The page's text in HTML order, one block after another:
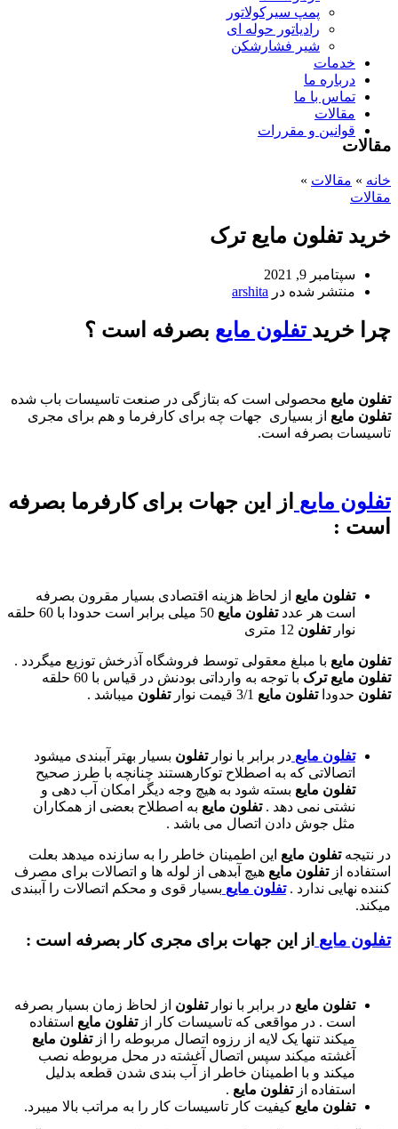
پمپ سیرکولاتور
رادیاتور حوله ای
شیر فشارشکن
خدمات
درباره ما
تماس با ما
مقالات
قوانین و مقررات
مقالات
خانه » مقالات »
مقالات
خرید تفلون مایع ترک
سپتامبر 9, 2021
منتشر شده در arshita
چرا خرید تفلون مایع بصرفه است ؟
تفلون مایع محصولی است که بتازگی در صنعت تاسیسات باب شده
تفلون مایع از بسیاری جهات چه برای کارفرما و هم برای مجری
تاسیسات بصرفه است.
تفلون مایع از این جهات برای کارفرما بصرفه
است :
تفلون مایع از لحاظ هزینه اقتصادی بسیار مقرون بصرفه
است هر عددتفلون مایع
50 میلی برابر است حدودا با 60 حلقه
نوارتفلون
تفلون مایع با مبلغ معقولی توسط فروشگاه آذرخش توزیع میگردد .
تفلون مایع ترک با توجه به وارداتی بودنش در قیاس با 60 حلقه
تفلون حدوداتفلون مایع تفلون میباشد .
تفلون مایع در برابر با نوارتفلون بسیار بهتر آببندی میشود
اتصالاتی که به اصطلاح توکارهستند چنانچه با طرز صحیح
تفلون مایع بسته شود به هیچ وجه دیگر امکان آب دهی و
نشتی نمی دهد .تفلون مایع به اصطلاح بعضی از همکاران
مثل جوش دادن اتصال می باشد .
در نتیجهتفلون مایع این اطمینان خاطر را به سازنده میدهد بعلت
استفاده ازتفلون مایع هیچ آبدهی از لوله ها و اتصالات برای مصرف
کننده نهایی ندارد .تفلون مایع بسیار قوی و محکم اتصالات را آببندی
میکند.
تفلون مایع از این جهات برای مجری کار بصرفه است :
تفلون مایع در برابر با نوارتفلون از لحاظ زمان بسیار بصرفه
است . در مواقعی که تاسیسات کار ازتفلون مایع استفاده
میکند تنها یک لایه از رزوه اتصال مربوطه را ازتفلون مایع
آغشته میکند سپس اتصال آغشته در محل مربوطه نصب
میکند و با اطمینان خاطر از آب بندی شدن قطعه بدلیل
استفاده ازتفلون مایع .
تفلون مایع کیفیت کار تاسیسات کار را به مراتب بالا میبرد.